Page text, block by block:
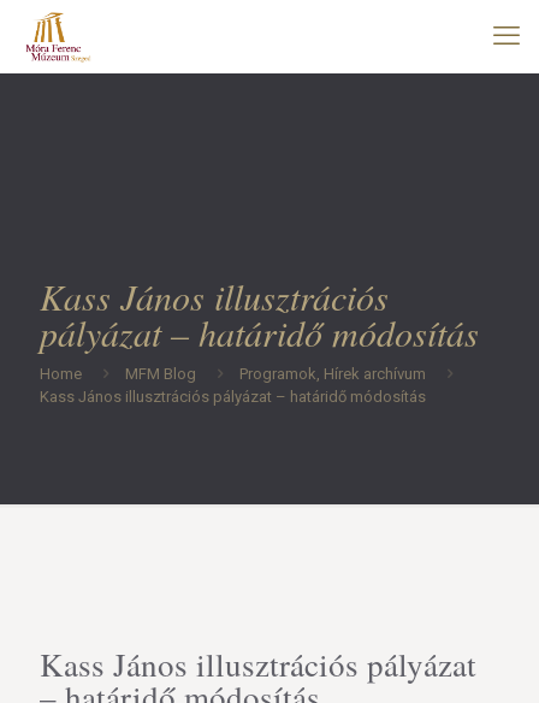
Kass János illusztrációs
pályázat – határidő módosítás
Home MFM Blog
Programok, Hírek archívum
Kass János illusztrációs pályázat – határidő módosítás
Kass János illusztrációs pályázat